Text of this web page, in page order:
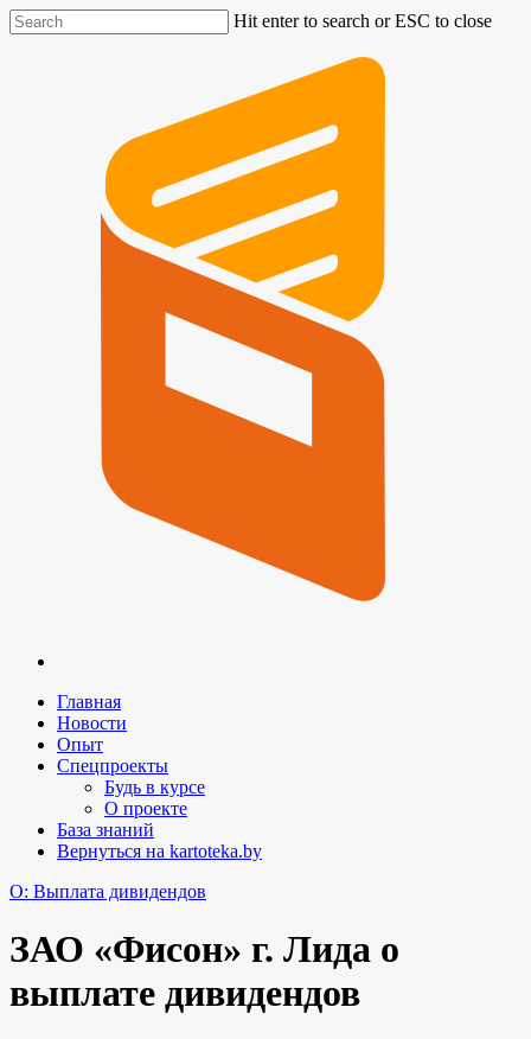
Hit enter to search or ESC to close
Главная
Новости
Опыт
Спецпроекты
Будь в курсе
О проекте
База знаний
Вернуться на kartoteka.by
O: Выплата дивидендов
ЗАО «Фисон» г. Лида о
выплате дивидендов